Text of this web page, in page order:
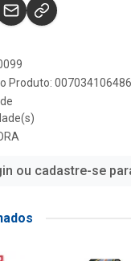
Produto:
ou cadastre-se